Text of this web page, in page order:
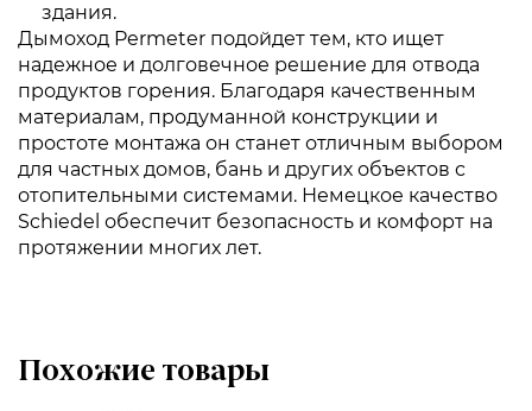
здания.
Дымоход Permeter подойдет тем, кто ищет
надежное и долговечное решение для отвода
продуктов горения. Благодаря качественным
материалам, продуманной конструкции и
простоте монтажа он станет отличным выбором
для частных домов, бань и других объектов с
отопительными системами. Немецкое качество
Schiedel обеспечит безопасность и комфорт на
протяжении многих лет.
Похожие товары